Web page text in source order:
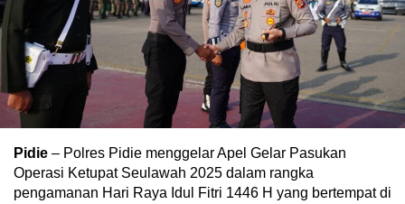
Pidie – Polres Pidie menggelar Apel Gelar Pasukan
Operasi Ketupat Seulawah 2025 dalam rangka
pengamanan Hari Raya Idul Fitri 1446 H yang bertempat di